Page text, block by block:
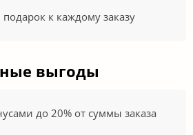
к каждому заказу
выгоды
до 20% от суммы заказа